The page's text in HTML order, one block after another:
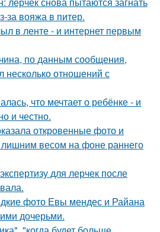
за вояжа в питер.
в ленте - и интернет первым
по данным сообщения,
несколько отношений с
что мечтает о ребёнке - и
и честно.
откровенные фото и
лишним весом на фоне раннего
для лерчек после
фото Евы мендес и Райана
дочерьми.